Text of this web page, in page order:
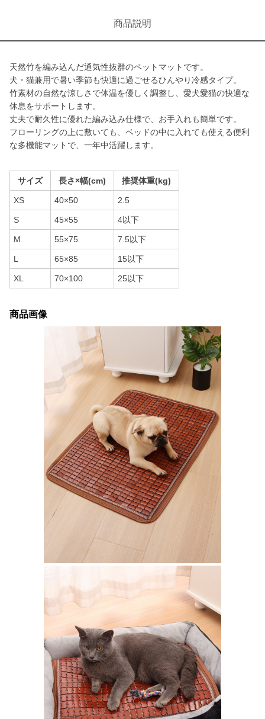
商品説明
天然竹を編み込んだ通気性抜群のペットマットです。
犬・猫兼用で暑い季節も快適に過ごせるひんやり冷感タイプ。
竹素材の自然な涼しさで体温を優しく調整し、愛犬愛猫の快適な
休息をサポートします。
丈夫で耐久性に優れた編み込み仕様で、お手入れも簡単です。
フローリングの上に敷いても、ベッドの中に入れても使える便利
な多機能マットで、一年中活躍します。
サイズ 長さ×幅(cm) 推奨体重(kg)
XS 40×50 2.5
S 45×55 4以下
M 55×75 7.5以下
L 65×85 15以下
XL 70×100 25以下
商品画像